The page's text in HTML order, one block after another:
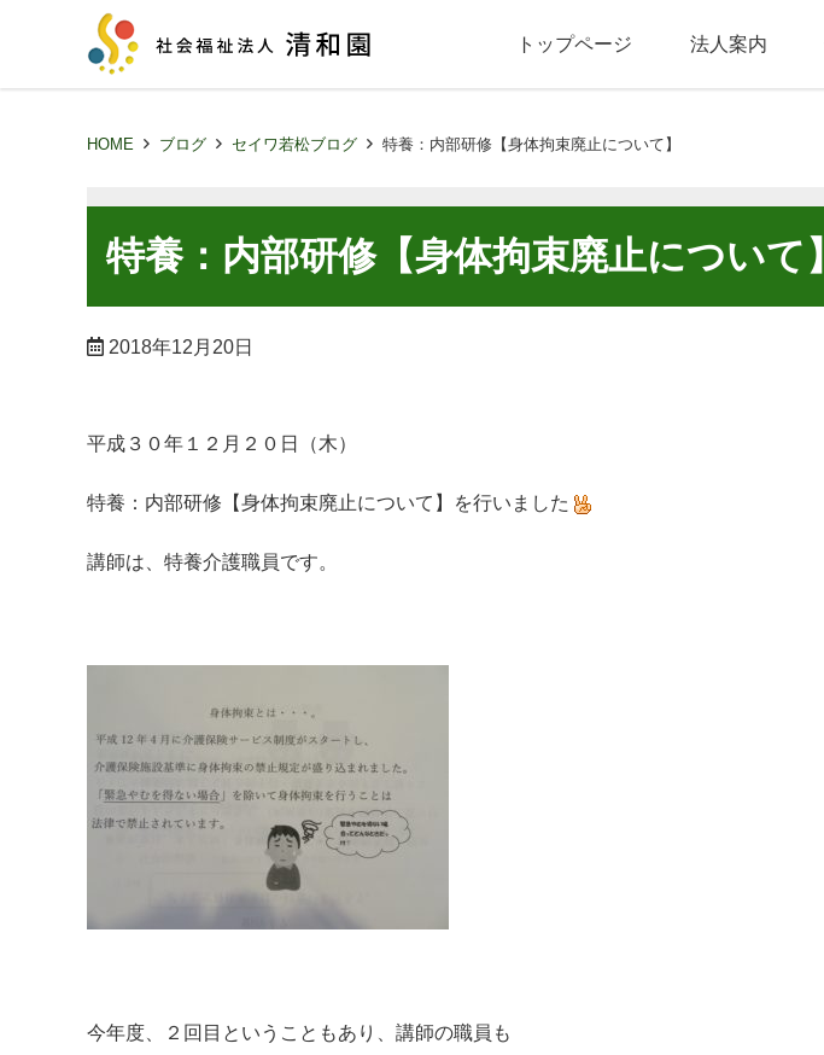
トップページ 法人案内
HOME ブログ セイワ若松ブログ 特養：内部研修【身体拘束廃止について】
特養：内部研修【身体拘束廃止について】
2018年12月20日
平成３０年１２月２０日（木）
特養：内部研修【身体拘束廃止について】を行いました
講師は、特養介護職員です。
今年度、２回目ということもあり、講師の職員も